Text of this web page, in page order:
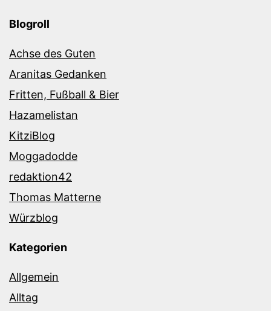
Blogroll
Achse des Guten
Aranitas Gedanken
Fritten, Fußball & Bier
Hazamelistan
KitziBlog
Moggadodde
redaktion42
Thomas Matterne
Würzblog
Kategorien
Allgemein
Alltag